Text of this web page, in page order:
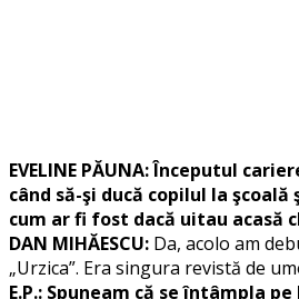
EVELINE PĂUNA: Începutul
când să-şi ducă copilul la
cum ar fi fost dacă uitau acasă
DAN MIHĂESCU: Da, acolo am
„Urzica”. Era singura revistă de
E.P.: Spuneam că se întâmpla